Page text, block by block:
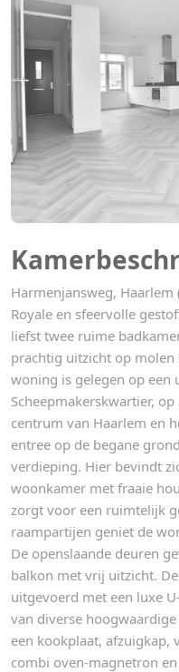
Harmenjansweg,
Royale en sfeervolle
liefst twee ruime
prachtig uitzicht op molen
woning is gelegen op een
Scheepmakerskwartier,
centrum van Haarlem en
entree op de begane
verdieping. Hier bevindt
woonkamer met fraaie
zorgt voor een ruimtelijk
raampartijen geniet de
De openslaande deuren
balkon met vrij uitzicht.
uitgevoerd met een luxe
van diverse
een kookplaat, afzuigkap,
combi oven-magnetron